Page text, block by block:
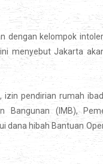
dengan kelompok
menyebut Jakarta
pendirian rumah
Bangunan (IMB),
hibah Bantuan